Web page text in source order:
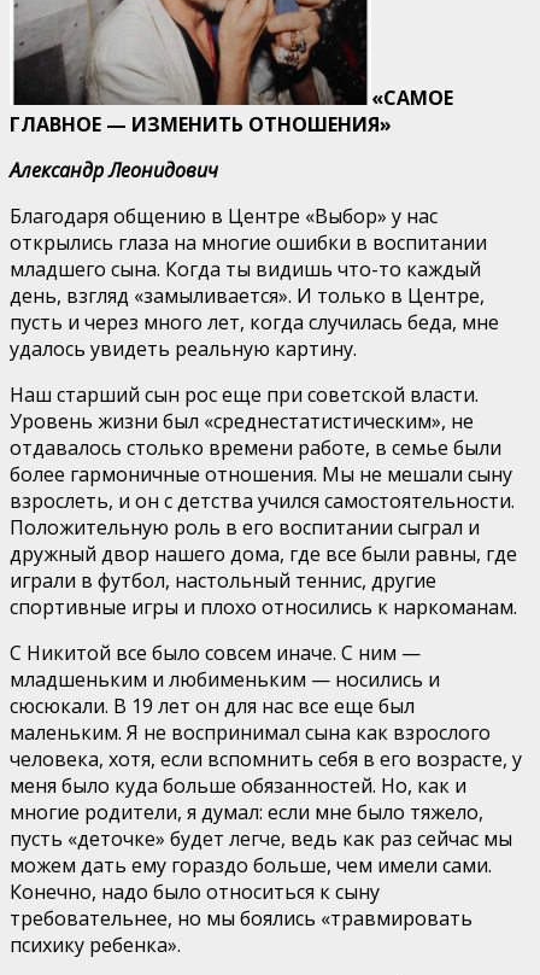
«САМОЕ
ГЛАВНОЕ — ИЗМЕНИТЬ ОТНОШЕНИЯ»
Александр Леонидович
Благодаря общению в Центре «Выбор» у нас
открылись глаза на многие ошибки в воспитании
младшего сына. Когда ты видишь что-то каждый
день, взгляд «замыливается». И только в Центре,
пусть и через много лет, когда случилась беда, мне
удалось увидеть реальную картину.
Наш старший сын рос еще при советской власти.
Уровень жизни был «среднестатистическим», не
отдавалось столько времени работе, в семье были
более гармоничные отношения. Мы не мешали сыну
взрослеть, и он с детства учился самостоятельности.
Положительную роль в его воспитании сыграл и
дружный двор нашего дома, где все были равны, где
играли в футбол, настольный теннис, другие
спортивные игры и плохо относились к наркоманам.
С Никитой все было совсем иначе. С ним —
младшеньким и любименьким — носились и
сюсюкали. В 19 лет он для нас все еще был
маленьким. Я не воспринимал сына как взрослого
человека, хотя, если вспомнить себя в его возрасте, у
меня было куда больше обязанностей. Но, как и
многие родители, я думал: если мне было тяжело,
пусть «деточке» будет легче, ведь как раз сейчас мы
можем дать ему гораздо больше, чем имели сами.
Конечно, надо было относиться к сыну
требовательнее, но мы боялись «травмировать
психику ребенка».